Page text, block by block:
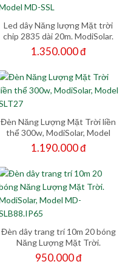
Led dây Năng lượng Mặt trời
chip 2835 dài 20m. ModiSolar.
Model MD-SSL
1.350.000 đ
Đèn Năng Lượng Mặt Trời liền
thể 300w, ModiSolar, Model
SLT27
1.190.000 đ
Đèn dây trang trí 10m 20 bóng
Năng Lượng Mặt Trời.
ModiSolar, Model MD-
SLB88.IP65
950.000 đ